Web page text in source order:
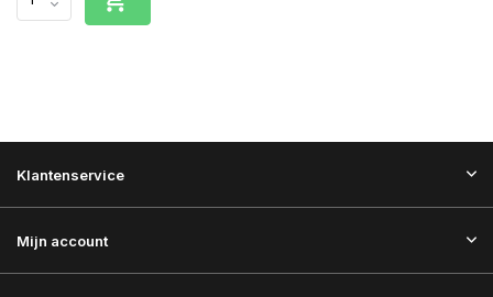
Klantenservice
Mijn account